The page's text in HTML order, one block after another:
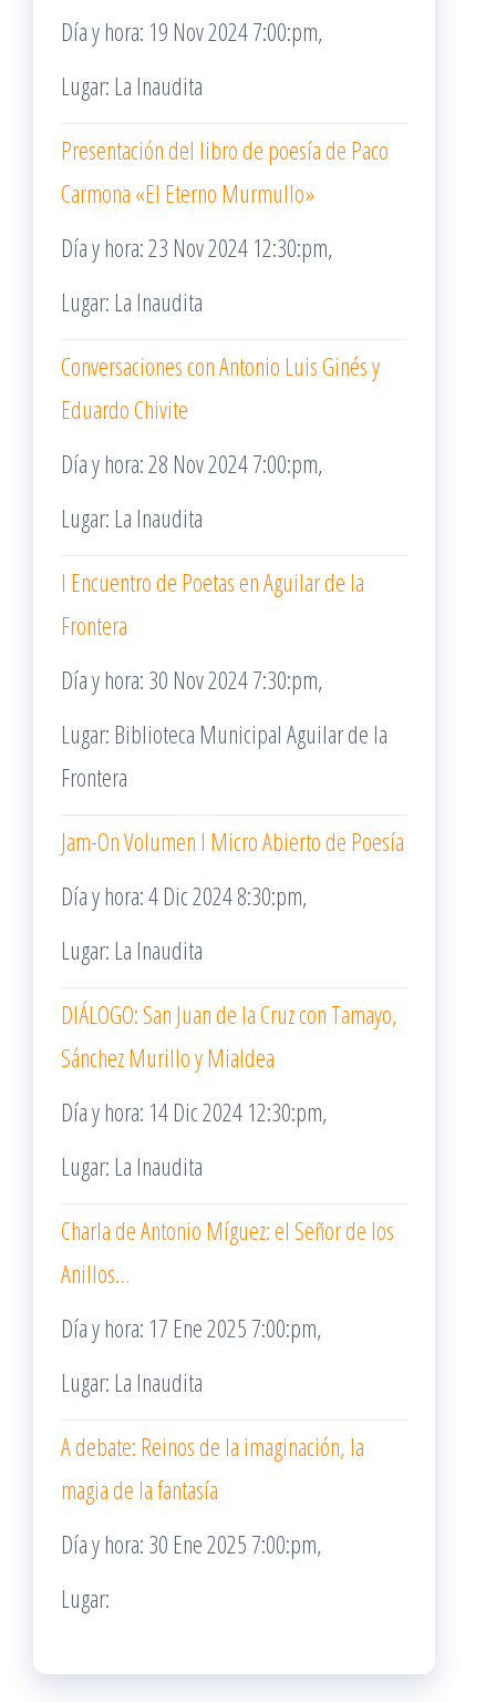
Día y hora: 19 Nov 2024 7:00:pm,
Lugar: La Inaudita
Presentación del libro de poesía de Paco
Carmona «El Eterno Murmullo»
Día y hora: 23 Nov 2024 12:30:pm,
Lugar: La Inaudita
Conversaciones con Antonio Luis Ginés y
Eduardo Chivite
Día y hora: 28 Nov 2024 7:00:pm,
Lugar: La Inaudita
I Encuentro de Poetas en Aguilar de la
Frontera
Día y hora: 30 Nov 2024 7:30:pm,
Lugar: Biblioteca Municipal Aguilar de la
Frontera
Jam-On Volumen I Micro Abierto de Poesía
Día y hora: 4 Dic 2024 8:30:pm,
Lugar: La Inaudita
DIÁLOGO: San Juan de la Cruz con Tamayo,
Sánchez Murillo y Mialdea
Día y hora: 14 Dic 2024 12:30:pm,
Lugar: La Inaudita
Charla de Antonio Míguez: el Señor de los
Anillos…
Día y hora: 17 Ene 2025 7:00:pm,
Lugar: La Inaudita
A debate: Reinos de la imaginación, la
magia de la fantasía
Día y hora: 30 Ene 2025 7:00:pm,
Lugar: